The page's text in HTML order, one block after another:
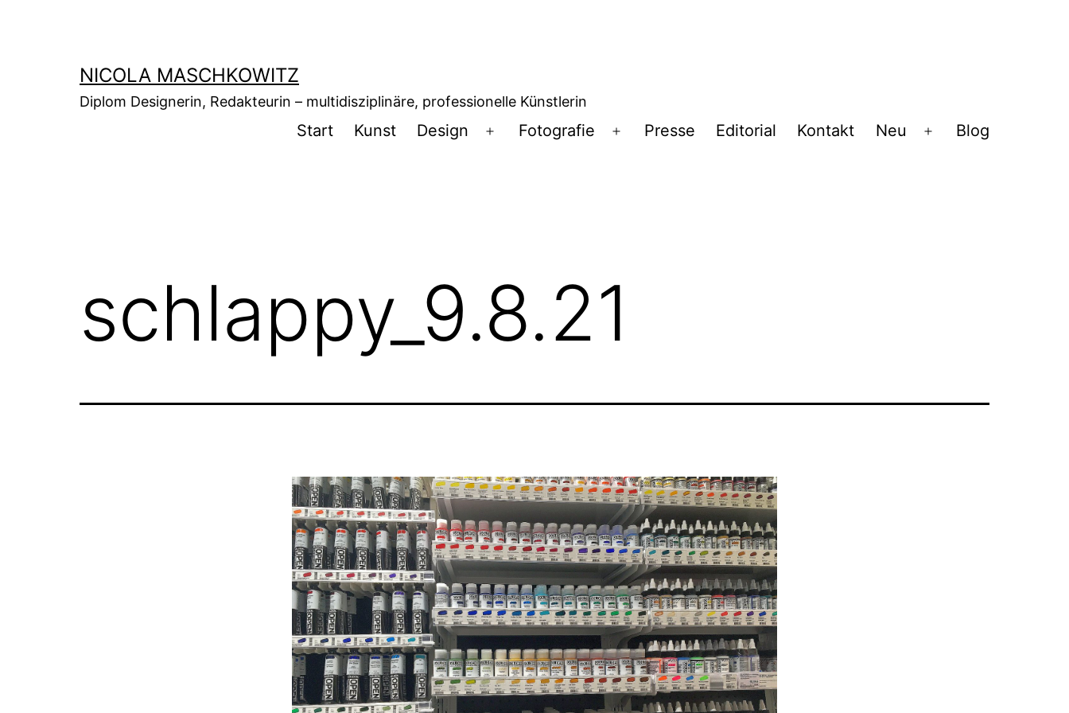
NICOLA MASCHKOWITZ
Diplom Designerin, Redakteurin – multidisziplinäre, professionelle Künstlerin
Start Kunst Design
Menü
Fotografie
Menü
Presse Editorial Kontakt Neu
Menü
Blog
schlappy_9.8.21